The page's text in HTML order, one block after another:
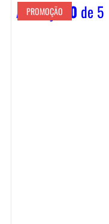
Avaliação 0 de 5
PROMOÇÃO